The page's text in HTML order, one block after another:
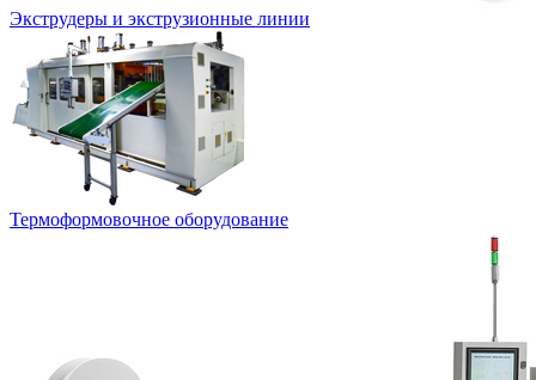
Экструдеры и экструзионные линии
Термоформовочное оборудование